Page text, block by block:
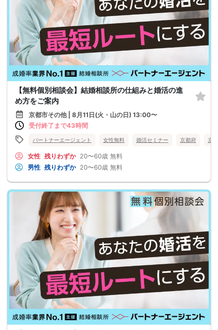
【無料個別相談会】結婚相談所の仕組みと婚活の進
め方をご案内
京都市その他 | 8月11日(火・山の日) 13:00〜
受付終了まで43時間
パートナーエージェント 女性無料 婚活セミナー 京都府 京
女性 残りわずか 20〜60歳 無料
男性 残りわずか 20〜60歳 無料